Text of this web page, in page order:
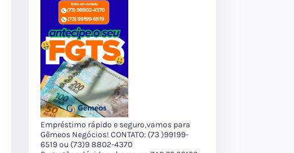
Empréstimo rápido e seguro,vamos para
Gêmeos Negócios! CONTATO: (73 )99199-
6519 ou (73)9 8802-4370